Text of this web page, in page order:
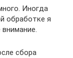
Иногда
обработке я
сбора